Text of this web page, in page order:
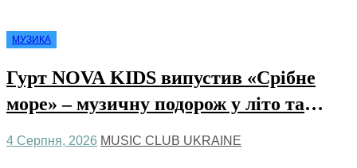
МУЗИКА
Гурт NOVA KIDS випустив «Срібне
море» – музичну подорож у літо та
4 Серпня, 2026 MUSIC CLUB UKRAINE